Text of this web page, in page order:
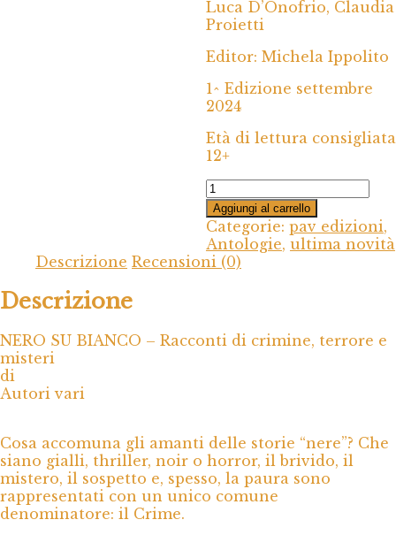
Luca D’Onofrio, Claudia
Proietti
Editor: Michela Ippolito
1^ Edizione settembre
2024
Età di lettura consigliata
12+
NERO
SU
BIANCO
-
Racconti
di
misteri
Aggiungi al carrello
Categorie: pav edizioni,
Antologie, ultima novità
Descrizione Recensioni (0)
Descrizione
NERO SU BIANCO – Racconti di crimine, terrore e
misteri
di
Autori vari
Cosa accomuna gli amanti delle storie “nere”? Che
siano gialli, thriller, noir o horror, il brivido, il
mistero, il sospetto e, spesso, la paura sono
rappresentati con un unico comune
denominatore: il Crime.